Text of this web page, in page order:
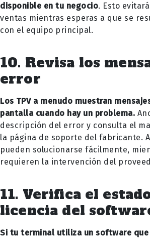
disponible en tu negocio. Esto
ventas mientras esperas a que se
con el equipo principal.
10. Revisa los
error
Los TPV a menudo muestran
pantalla cuando hay un problema.
descripción del error y consulta el
la página de soporte del fabricante.
pueden solucionarse fácilmente,
requieren la intervención del
11. Verifica el
licencia del
Si tu terminal utiliza un software